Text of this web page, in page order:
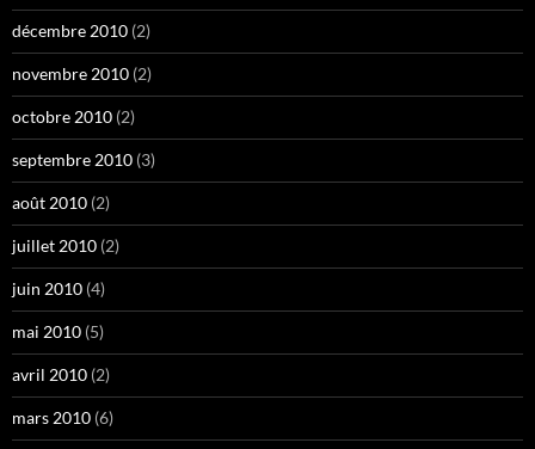
décembre 2010 (2)
novembre 2010 (2)
octobre 2010 (2)
septembre 2010 (3)
août 2010 (2)
juillet 2010 (2)
juin 2010 (4)
mai 2010 (5)
avril 2010 (2)
mars 2010 (6)